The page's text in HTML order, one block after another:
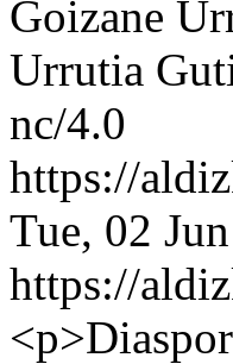
Goizane
Urrutia
nc/4.0
https://
Tue, 02
https://